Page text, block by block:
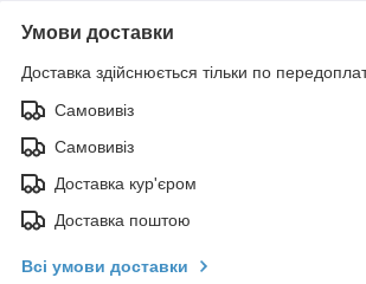
Умови доставки
Доставка здійснюється тільки по
Самовивіз
Самовивіз
Доставка кур'єром
Доставка поштою
Всі умови доставки